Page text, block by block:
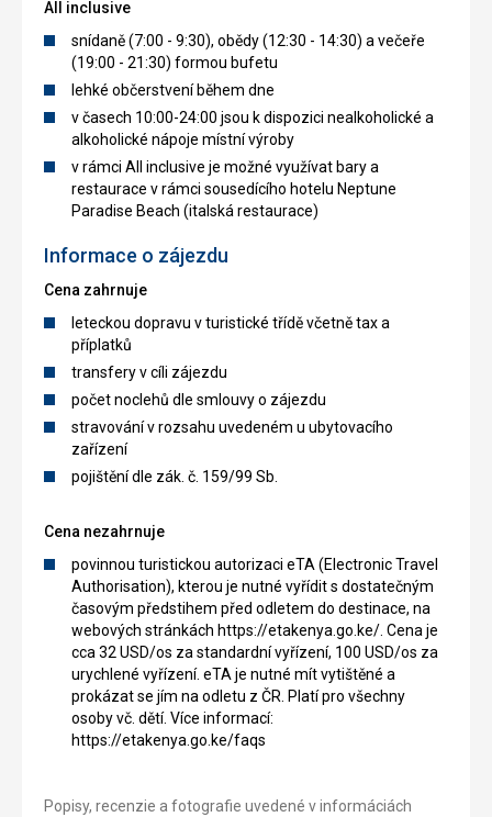
All inclusive
snídaně (7:00 - 9:30), obědy (12:30 - 14:30) a večeře
(19:00 - 21:30) formou bufetu
lehké občerstvení během dne
v časech 10:00-24:00 jsou k dispozici nealkoholické a
alkoholické nápoje místní výroby
v rámci All inclusive je možné využívat bary a
restaurace v rámci sousedícího hotelu Neptune
Paradise Beach (italská restaurace)
Informace o zájezdu
Cena zahrnuje
leteckou dopravu v turistické třídě včetně tax a
příplatků
transfery v cíli zájezdu
počet noclehů dle smlouvy o zájezdu
stravování v rozsahu uvedeném u ubytovacího
zařízení
pojištění dle zák. č. 159/99 Sb.
Cena nezahrnuje
povinnou turistickou autorizaci eTA (Electronic Travel
Authorisation), kterou je nutné vyřídit s dostatečným
časovým předstihem před odletem do destinace, na
webových stránkách https://etakenya.go.ke/. Cena je
cca 32 USD/os za standardní vyřízení, 100 USD/os za
urychlené vyřízení. eTA je nutné mít vytištěné a
prokázat se jím na odletu z ČR. Platí pro všechny
osoby vč. dětí. Více informací:
https://etakenya.go.ke/faqs
Popisy, recenzie a fotografie uvedené v informáciách